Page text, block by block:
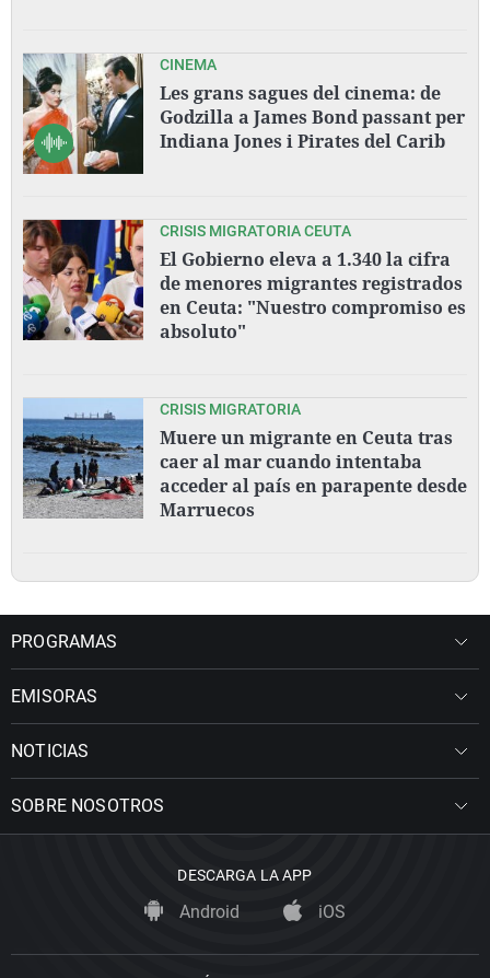
CINEMA
Les grans sagues del cinema: de
Godzilla a James Bond passant per
Indiana Jones i Pirates del Carib
CRISIS MIGRATORIA CEUTA
El Gobierno eleva a 1.340 la cifra
de menores migrantes registrados
en Ceuta: "Nuestro compromiso es
absoluto"
CRISIS MIGRATORIA
Muere un migrante en Ceuta tras
caer al mar cuando intentaba
acceder al país en parapente desde
Marruecos
PROGRAMAS
EMISORAS
NOTICIAS
SOBRE NOSOTROS
DESCARGA LA APP
Android iOS